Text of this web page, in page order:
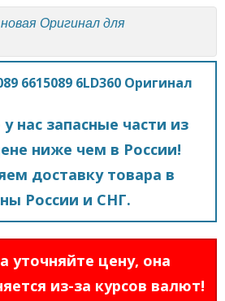
Оригинал для
6615089 6LD360 Оригинал
нас запасные части из
ниже чем в России!
доставку товара в
России и СНГ.
уточняйте цену, она
из-за курсов валют!